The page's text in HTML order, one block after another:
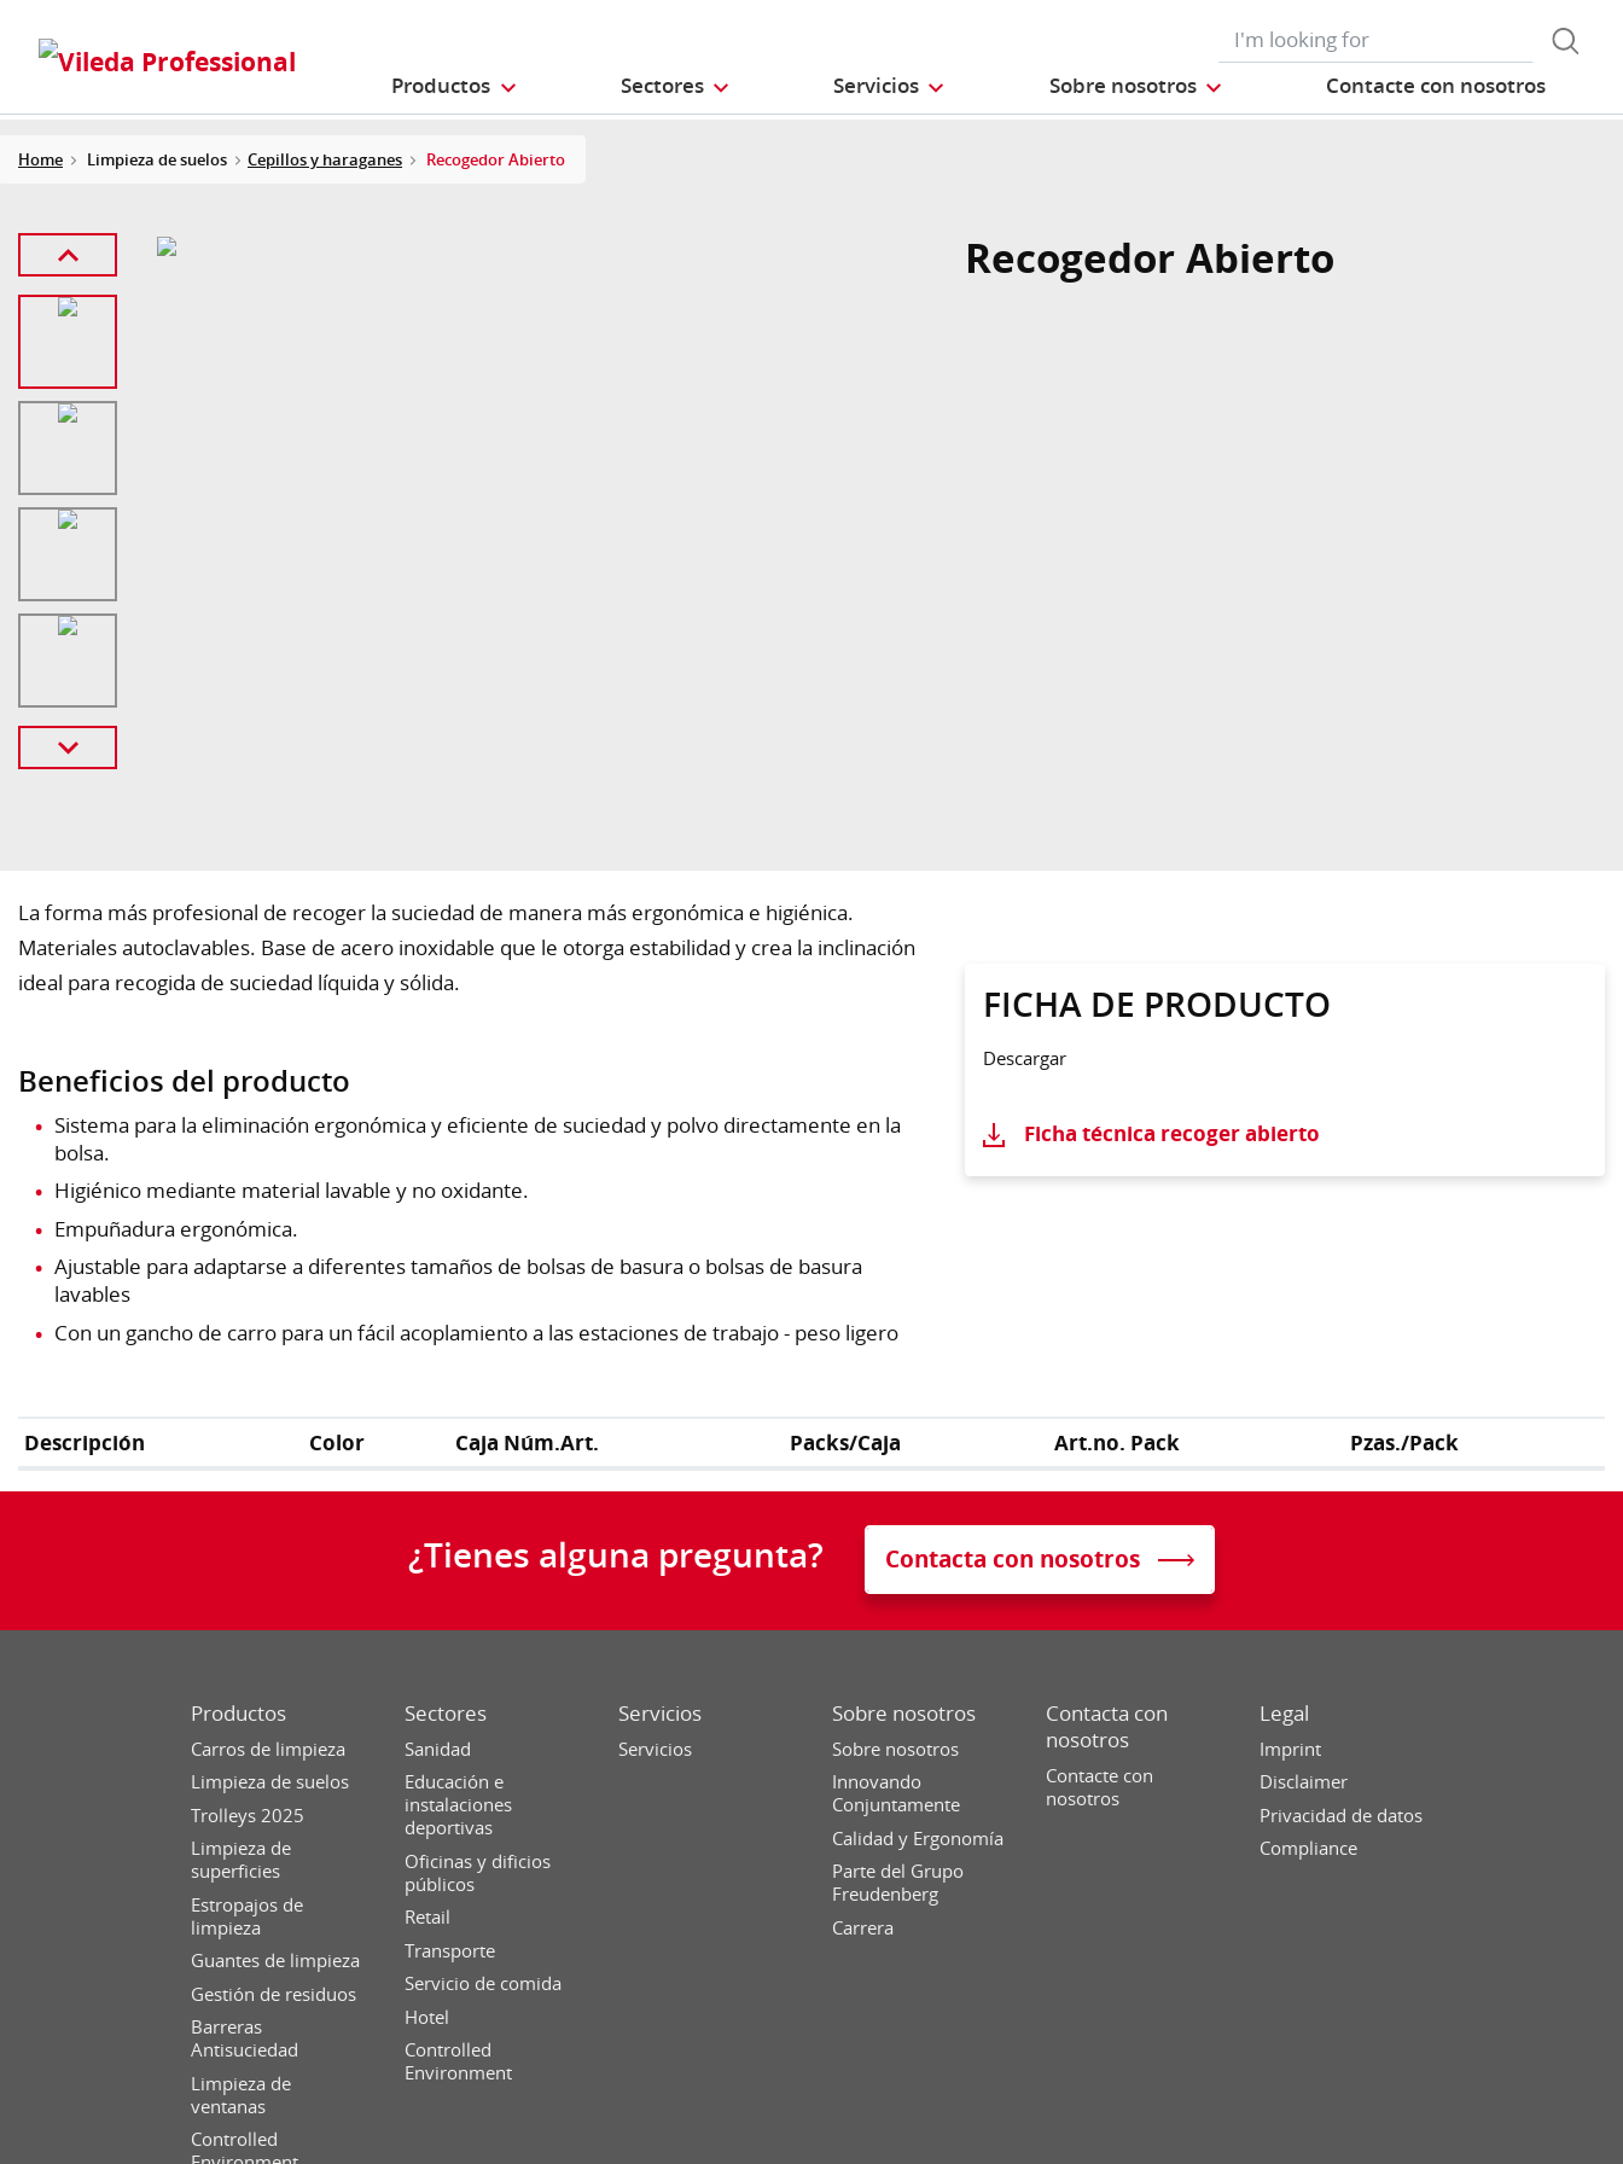
Productos Sectores Servicios Sobre nosotros Contacte con nosotros
Home Limpieza de suelos Cepillos y haraganes Recogedor Abierto
Recogedor Abierto
La forma más profesional de recoger la suciedad de manera más ergonómica e higiénica.
Materiales autoclavables. Base de acero inoxidable que le otorga estabilidad y crea la inclinación
ideal para recogida de suciedad líquida y sólida.
Beneficios del producto
Sistema para la eliminación ergonómica y eficiente de suciedad y polvo directamente en la
bolsa.
Higiénico mediante material lavable y no oxidante.
Empuñadura ergonómica.
Ajustable para adaptarse a diferentes tamaños de bolsas de basura o bolsas de basura
lavables
Con un gancho de carro para un fácil acoplamiento a las estaciones de trabajo - peso ligero
FICHA DE PRODUCTO
Descargar
Ficha técnica recoger abierto
Descripción Color Caja Núm.Art. Packs/Caja Art.no. Pack Pzas./Pack
¿Tienes alguna pregunta? Contacta con nosotros
Productos
Carros de limpieza
Limpieza de suelos
Trolleys 2025
Limpieza de
superficies
Estropajos de
limpieza
Guantes de limpieza
Gestión de residuos
Barreras
Antisuciedad
Limpieza de
ventanas
Controlled
Sectores
Sanidad
Educación e
instalaciones
deportivas
Oficinas y dificios
públicos
Retail
Transporte
Servicio de comida
Hotel
Controlled
Environment
Servicios
Servicios
Sobre nosotros
Sobre nosotros
Innovando
Conjuntamente
Calidad y Ergonomía
Parte del Grupo
Freudenberg
Carrera
Contacta con
nosotros
Contacte con
nosotros
Legal
Imprint
Disclaimer
Privacidad de datos
Compliance